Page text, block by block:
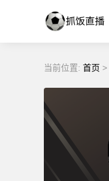
当前位置: 首页 >